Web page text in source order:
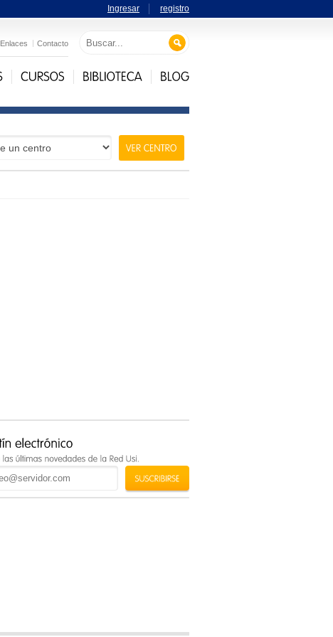
Ingresar registro
Enlaces Contacto